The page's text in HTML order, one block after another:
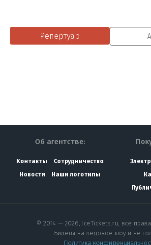
Репертуар
Об агентстве:
Контакты
Сотрудничество
Новости
Наши логотипы
© 2014 — 2026, IceTickets.ru, все
Билеты на ледовое шоу и не
Политика